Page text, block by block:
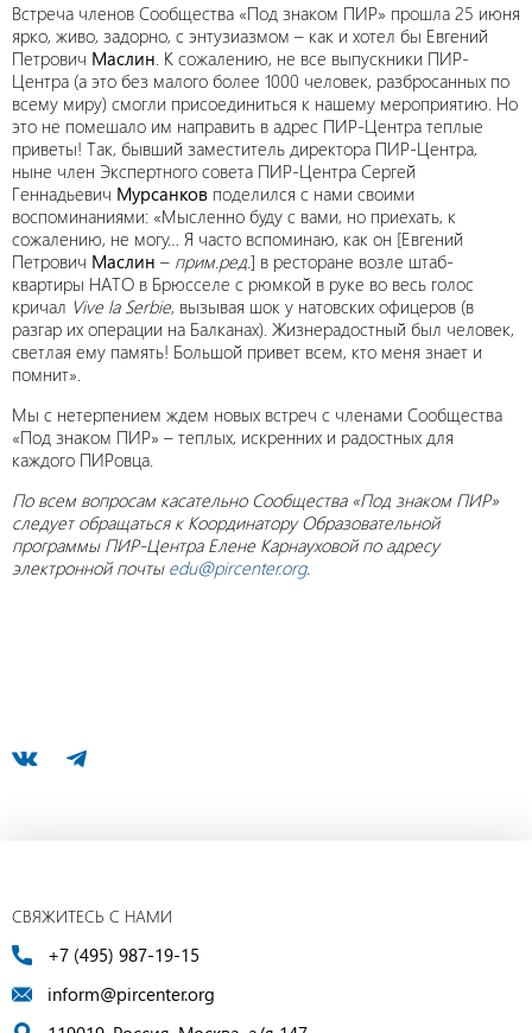
Встреча членов Сообщества «Под знаком ПИР» прошла 25 июня
ярко, живо, задорно, с энтузиазмом – как и хотел бы Евгений
Петрович Маслин. К сожалению, не все выпускники ПИР-
Центра (а это без малого более 1000 человек, разбросанных по
всему миру) смогли присоединиться к нашему мероприятию. Но
это не помешало им направить в адрес ПИР-Центра теплые
приветы! Так, бывший заместитель директора ПИР-Центра,
ныне член Экспертного совета ПИР-Центра Сергей
Геннадьевич Мурсанков поделился с нами своими
воспоминаниями: «Мысленно буду с вами, но приехать, к
сожалению, не могу… Я часто вспоминаю, как он [Евгений
Петрович Маслин – прим.ред.] в ресторане возле штаб-
квартиры НАТО в Брюсселе с рюмкой в руке во весь голос
кричал Vive la Serbie, вызывая шок у натовских офицеров (в
разгар их операции на Балканах). Жизнерадостный был человек,
светлая ему память! Большой привет всем, кто меня знает и
помнит».
Мы с нетерпением ждем новых встреч с членами Сообщества
«Под знаком ПИР» – теплых, искренних и радостных для
каждого ПИРовца.
По всем вопросам касательно Сообщества «Под знаком ПИР»
следует обращаться к Координатору Образовательной
программы ПИР-Центра Елене Карнауховой по адресу
электронной почты edu@pircenter.org.
СВЯЖИТЕСЬ С НАМИ
+7 (495) 987-19-15
inform@pircenter.org